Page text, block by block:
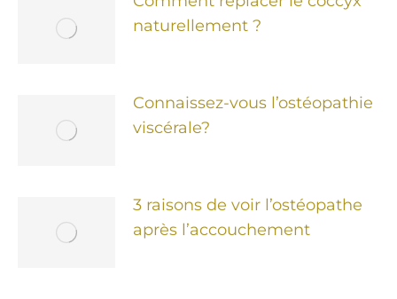
naturellement ?
Connaissez-vous l’ostéopathie
viscérale?
3 raisons de voir l’ostéopathe
après l’accouchement